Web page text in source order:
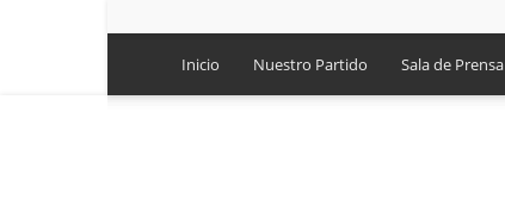
Inicio Nuestro Partido Sala de Prensa